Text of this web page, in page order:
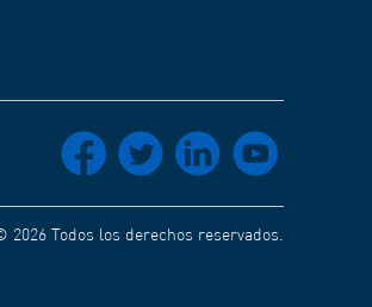
socials_facebook
socials_twittersocials_linkedinsocials_youtube
2026 Todos los derechos reservados.